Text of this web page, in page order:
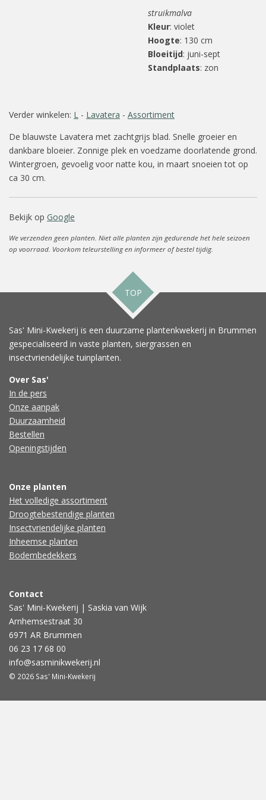
struikmalva
Kleur: violet
Hoogte: 130 cm
Bloeitijd: juni-sept
Standplaats: zon
Verder winkelen: L - Lavatera - Assortiment
De blauwste Lavatera met zachtgrijs blad. Snelle groeier en
dankbare bloeier. Zonnige plek en voedzame doorlatende grond.
Wintergroen, gevoelig voor natte kou, in maart snoeien tot op
ca 30 cm.
Bekijk op Google
We verzenden geen planten. Niet alle planten zijn gedurende het hele seizoen
op voorraad. Voorkom teleurstelling en informeer of bestel tijdig.
TOP
Sas' Mini-Kwekerij is een duurzame plantenkwekerij in Brummen
gespecialiseerd in vaste planten, siergrassen en
insectvriendelijke tuinplanten.
Over Sas'
In de pers
Onze aanpak
Duurzaamheid
Bestellen
Openingstijden
Onze planten
Het volledige assortiment
Droogtebestendige planten
Insectvriendelijke planten
Inheemse planten
Bodembedekkers
Contact
Sas' Mini-Kwekerij | Saskia van Wijk
Arnhemsestraat 30
6971 AR Brummen
06 23 17 68 00
info@sasminikwekerij.nl
© 2026 Sas' Mini-Kwekerij